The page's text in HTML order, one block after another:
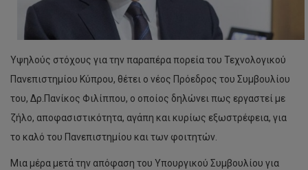
Υψηλούς στόχους για την παραπέρα πορεία του Τεχνολογικού
Πανεπιστημίου Κύπρου, θέτει ο νέος Πρόεδρος του Συμβουλίου
του, Δρ.Πανίκος Φιλίππου, ο οποίος δηλώνει πως εργαστεί με
ζήλο, αποφασιστικότητα, αγάπη και κυρίως εξωστρέφεια, για
το καλό του Πανεπιστημίου και των φοιτητών.
Μια μέρα μετά την απόφαση του Υπουργικού Συμβουλίου για